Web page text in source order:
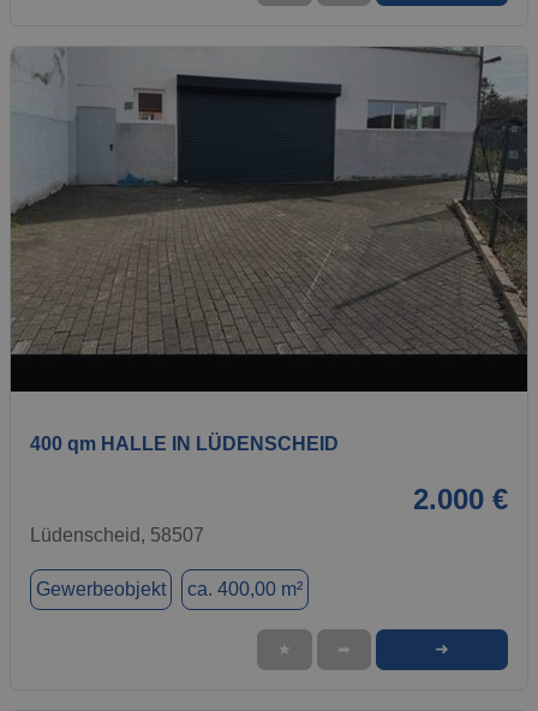
400 qm HALLE IN LÜDENSCHEID
2.000 €
Lüdenscheid, 58507
Gewerbeobjekt ca. 400,00 m²
★ ➦ ➜